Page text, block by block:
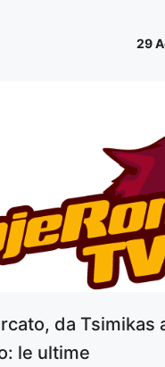
29
da Tsimikas
le ultime